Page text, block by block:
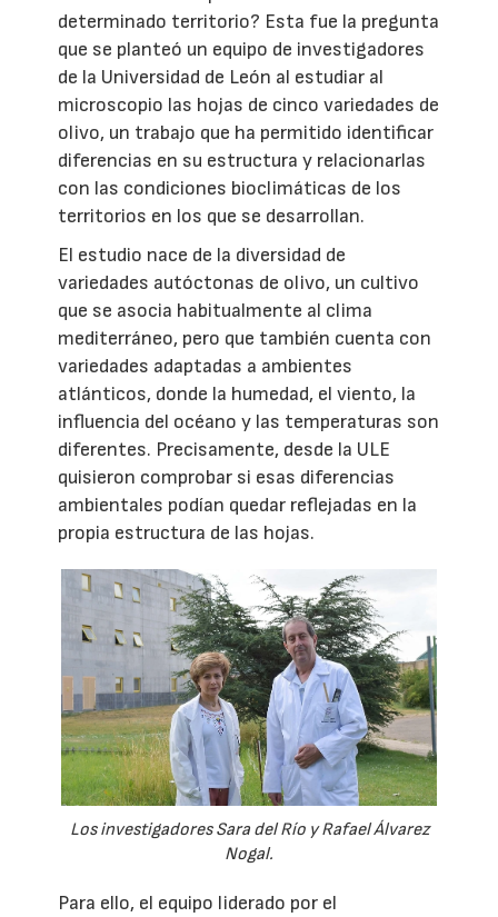
determinado territorio? Esta fue la pregunta
que se planteó un equipo de investigadores
de la Universidad de León al estudiar al
microscopio las hojas de cinco variedades de
olivo, un trabajo que ha permitido identificar
diferencias en su estructura y relacionarlas
con las condiciones bioclimáticas de los
territorios en los que se desarrollan.
El estudio nace de la diversidad de
variedades autóctonas de olivo, un cultivo
que se asocia habitualmente al clima
mediterráneo, pero que también cuenta con
variedades adaptadas a ambientes
atlánticos, donde la humedad, el viento, la
influencia del océano y las temperaturas son
diferentes. Precisamente, desde la ULE
quisieron comprobar si esas diferencias
ambientales podían quedar reflejadas en la
propia estructura de las hojas.
Los investigadores Sara del Río y Rafael Álvarez
Nogal.
Para ello, el equipo liderado por el